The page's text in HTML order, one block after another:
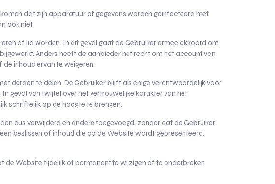
dat zijn apparatuur of gegevens worden geïnfecteerd met
ook niet.
of lid worden. In dit geval gaat de Gebruiker ermee akkoord om
Anders heeft de aanbieder het recht om het account van
inhoud ervan te weigeren.
derden te delen. De Gebruiker blijft als enige verantwoordelijk voor
geval van twijfel over het vertrouwelijke karakter van het
schriftelijk op de hoogte te brengen.
dus verwijderd en andere toegevoegd, zonder dat de Gebruiker
beslissen of inhoud die op de Website wordt gepresenteerd,
de Website tijdelijk of permanent te wijzigen of te onderbreken